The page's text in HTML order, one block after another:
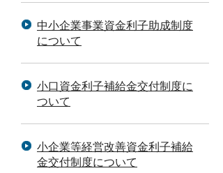
中小企業事業資金利子助成制度
について
小口資金利子補給金交付制度に
ついて
小企業等経営改善資金利子補給
金交付制度について